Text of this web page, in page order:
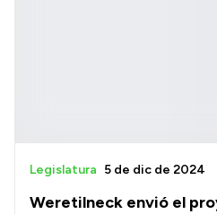
Weretilneck envió el
Legislatura 5 de dic de 2024